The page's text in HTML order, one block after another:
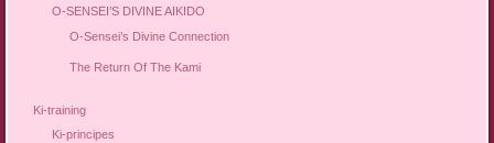
O-SENSEI’S DIVINE AIKIDO
O-Sensei’s Divine Connection
The Return Of The Kami
Ki-training
Ki-principes